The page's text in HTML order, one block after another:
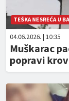
TEŠKA NESREĆA U
04.06.2026. | 10:35
Muškarac
popravi